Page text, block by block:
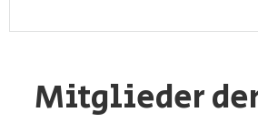
Mitglieder der